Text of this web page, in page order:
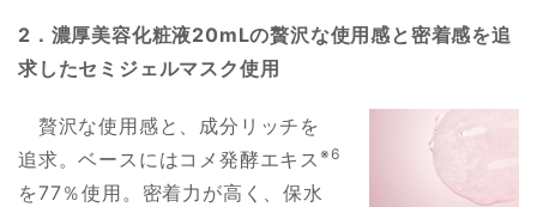
2．濃厚美容化粧液20mLの贅沢な使用感と密着感を追
求したセミジェルマスク使用
贅沢な使用感と、成分リッチを
追求。ベースにはコメ発酵エキス ※6
を77％使用。密着力が高く、保水